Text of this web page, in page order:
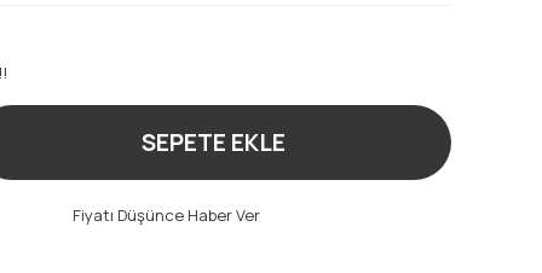
SEPETE EKLE
Fiyatı Düşünce Haber Ver